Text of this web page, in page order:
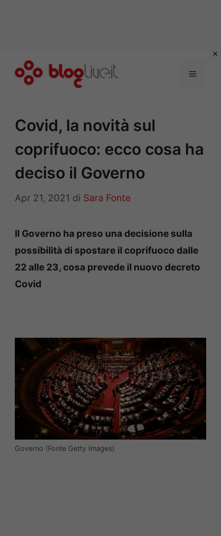
Menu
Covid, la novità sul
coprifuoco: ecco cosa ha
deciso il Governo
Apr 21, 2021 di Sara Fonte
Il Governo ha preso una decisione sulla
possibilità di spostare il coprifuoco dalle
22 alle 23, cosa prevede il nuovo decreto
Covid
Governo (Fonte Getty Images)